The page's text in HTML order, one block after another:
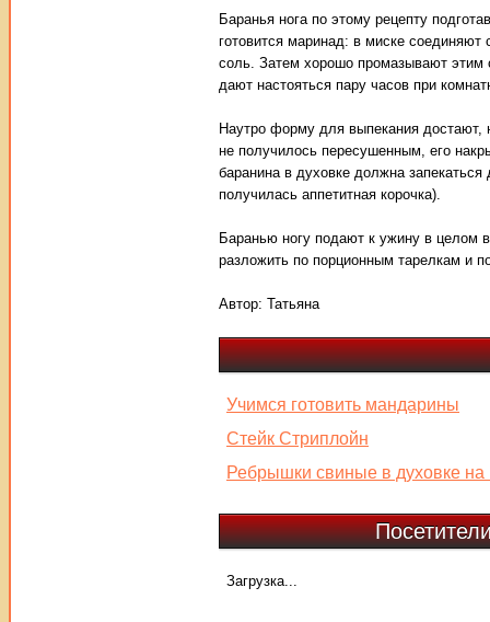
Баранья нога по этому рецепту
готовится маринад: в миске
соль. Затем хорошо промазывают
дают настояться пару часов при
Наутро форму для выпекания достают,
не получилось пересушенным, его
баранина в духовке должна
получилась аппетитная корочка).
Баранью ногу подают к ужину в целом
разложить по порционным тарелкам и
Автор: Татьяна
Учимся готовить мандарины
Стейк Стриплойн
Ребрышки свиные в духовке
Загрузка...